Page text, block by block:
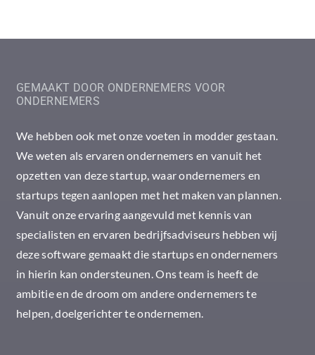
GEMAAKT DOOR ONDERNEMERS VOOR
ONDERNEMERS
We hebben ook met onze voeten in modder gestaan.
We weten als ervaren ondernemers en vanuit het
opzetten van deze startup, waar ondernemers en
startups tegen aanlopen met het maken van plannen.
Vanuit onze ervaring aangevuld met kennis van
specialisten en ervaren bedrijfsadviseurs hebben wij
deze software gemaakt die startups en ondernemers
in hierin kan ondersteunen. Ons team is heeft de
ambitie en de droom om andere ondernemers te
helpen, doelgerichter te ondernemen.